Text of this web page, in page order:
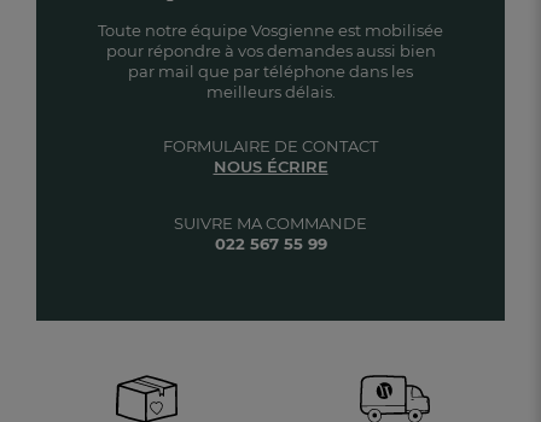
Toute notre équipe Vosgienne est mobilisée
pour répondre à vos demandes aussi bien
par mail que par téléphone dans les
meilleurs délais.
SUIVRE MA COMMANDE
022 567 55 99
FORMULAIRE DE CONTACT
NOUS ÉCRIRE